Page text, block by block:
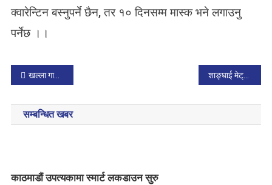
क्वारेन्टिन बस्नुपर्ने छैन, तर १० दिनसम्म मास्क भने लगाउनु
पर्नेछ ।।
P
o
s
n
खल्ला गाउँ बालविवाह निषेधित वडा शाङ्घाई मेट्रोलाइन विश्वको सबैभन्दा लामो
सम्बन्धित खबर
काठमाडौं उपत्यकामा स्मार्ट लकडाउन सुरु